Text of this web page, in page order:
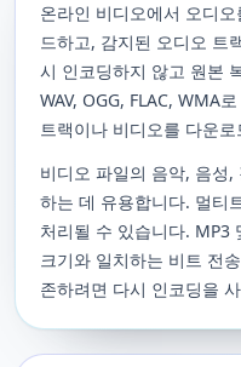
온라인 비디오에서 오디
드하고, 감지된 오디오 트
시 인코딩하지 않고 원본
WAV, OGG, FLAC, WMA
트랙이나 비디오를 다운로
비디오 파일의 음악, 음성
하는 데 유용합니다. 멀티
처리될 수 있습니다. MP3
크기와 일치하는 비트 전
존하려면 다시 인코딩을